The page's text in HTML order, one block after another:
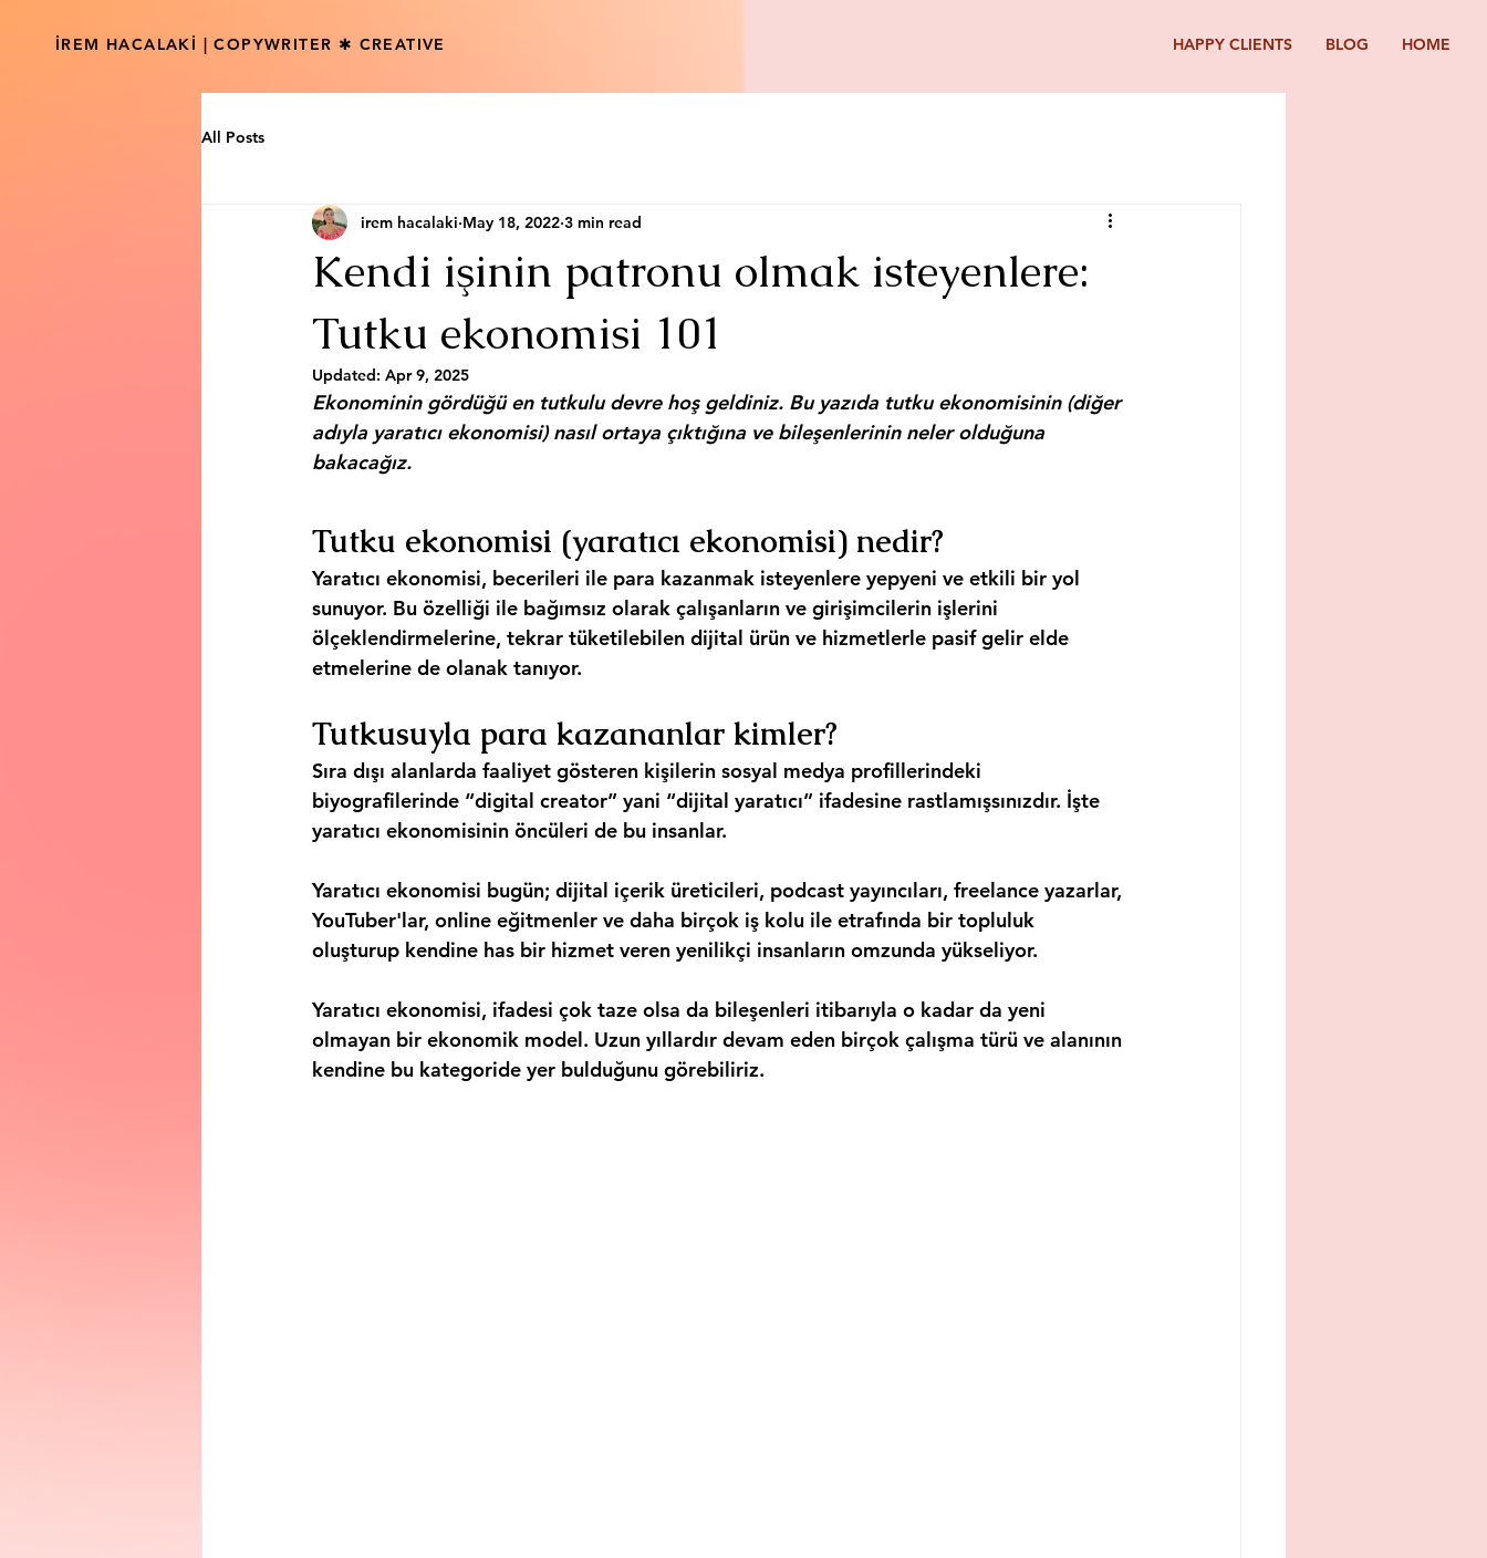
İREM HACALAKİ | COPYWRITER ✱ CREATIVE HAPPY CLIENTS BLOG HOME
All Posts
Kendi işinin patronu olmak isteyenlere:
Tutku ekonomisi 101
irem hacalaki May 18, 2022 3 min read
Updated: Apr 9, 2025
Ekonominin gördüğü en tutkulu devre hoş geldiniz. Bu yazıda tutku ekonomisinin (diğer
adıyla yaratıcı ekonomisi) nasıl ortaya çıktığına ve bileşenlerinin neler olduğuna
bakacağız.
Tutku ekonomisi (yaratıcı ekonomisi) nedir?
Yaratıcı ekonomisi, becerileri ile para kazanmak isteyenlere yepyeni ve etkili bir yol
sunuyor. Bu özelliği ile bağımsız olarak çalışanların ve girişimcilerin işlerini
ölçeklendirmelerine, tekrar tüketilebilen dijital ürün ve hizmetlerle pasif gelir elde
etmelerine de olanak tanıyor.
Tutkusuyla para kazananlar kimler?
Sıra dışı alanlarda faaliyet gösteren kişilerin sosyal medya profillerindeki
biyografilerinde “digital creator” yani “dijital yaratıcı” ifadesine rastlamışsınızdır. İşte
yaratıcı ekonomisinin öncüleri de bu insanlar.
Yaratıcı ekonomisi bugün; dijital içerik üreticileri, podcast yayıncıları, freelance yazarlar,
YouTuber'lar, online eğitmenler ve daha birçok iş kolu ile etrafında bir topluluk
oluşturup kendine has bir hizmet veren yenilikçi insanların omzunda yükseliyor.
Yaratıcı ekonomisi, ifadesi çok taze olsa da bileşenleri itibarıyla o kadar da yeni
olmayan bir ekonomik model. Uzun yıllardır devam eden birçok çalışma türü ve alanının
kendine bu kategoride yer bulduğunu görebiliriz.